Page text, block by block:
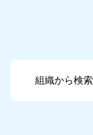
組織から検索